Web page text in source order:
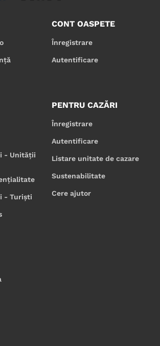
- Unității
- Turiști
CONT OASPETE
Înregistrare
Autentificare
PENTRU CAZĂRI
Înregistrare
Autentificare
Listare unitate de cazare
Sustenabilitate
Cere ajutor